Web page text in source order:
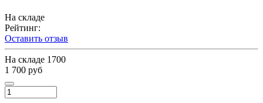
На складе
Рейтинг:
Оставить отзыв
На складе 1700
1 700 руб